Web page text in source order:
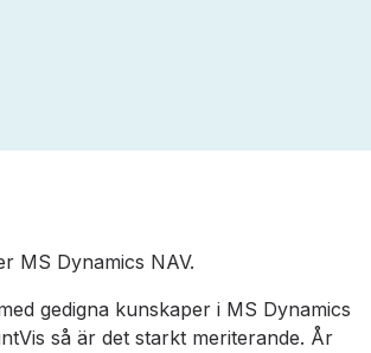
MS Dynamics NAV.
gedigna kunskaper i MS Dynamics
så är det starkt meriterande. År